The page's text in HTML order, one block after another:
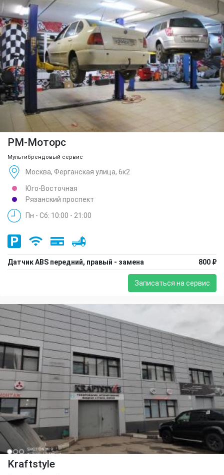
РМ-Моторс
Мультибрендовый сервис
Москва, Ферганская улица, 6к2
Юго-Восточная
Рязанский проспект
Пн - Сб: 10:00 - 21:00
Датчик ABS передний, правый - замена 800 ₽
Записаться на сервис
Kraftstyle